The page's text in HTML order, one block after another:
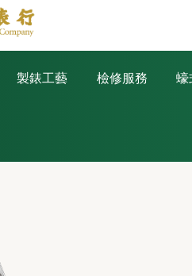
製錶工藝 檢修服務 蠔